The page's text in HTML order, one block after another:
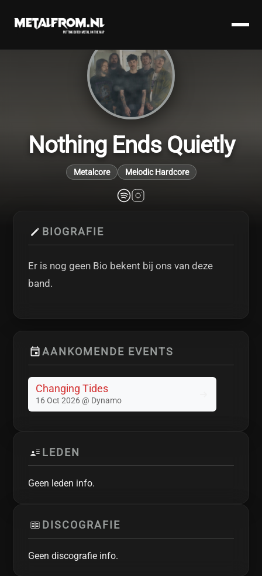
Nothing Ends Quietly
Metalcore Melodic Hardcore
BIOGRAFIE
Er is nog geen Bio bekent bij ons van deze
band.
AANKOMENDE EVENTS
Changing Tides
16 Oct 2026 @ Dynamo
LEDEN
Geen leden info.
DISCOGRAFIE
Geen discografie info.